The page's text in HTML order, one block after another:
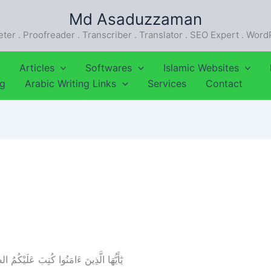
Md Asaduzzaman
. Proofreader . Transcriber . Translator . SEO Expert .
Articles Softwares Islamic Websites
Arabic Writing Links Services Contact
يٰٓأَيُّهَا الَّذِينَ ءَامَنُوا كُتِبَ